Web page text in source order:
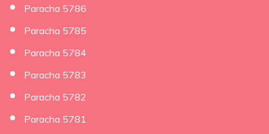
Paracha 5786
Paracha 5785
Paracha 5784
Paracha 5783
Paracha 5782
Paracha 5781